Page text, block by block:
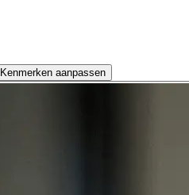
Kenmerken aanpassen